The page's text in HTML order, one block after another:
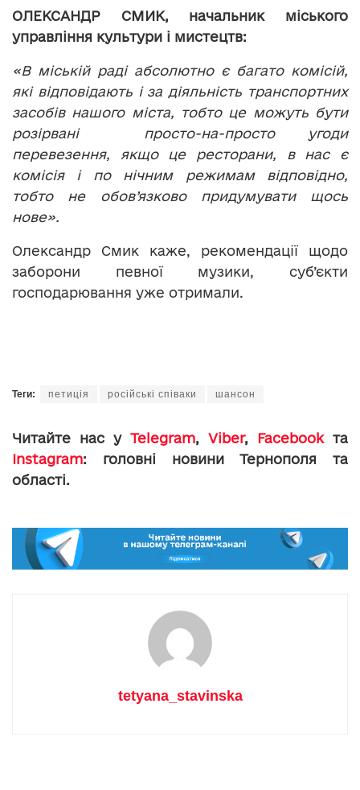
ОЛЕКСАНДР СМИК, начальник міського
управління культури і мистецтв:
«В міській раді абсолютно є багато комісій,
які відповідають і за діяльність транспортних
засобів нашого міста, тобто це можуть бути
розірвані просто-на-просто угоди
перевезення, якщо це ресторани, в нас є
комісія і по нічним режимам відповідно,
тобто не обов’язково придумувати щось
нове».
Олександр Смик каже, рекомендації щодо
заборони певної музики, суб’єкти
господарювання уже отримали.
Теги: петиція російські співаки шансон
Читайте нас у Telegram, Viber, Facebookта
Instagram: головні новини Тернополя та
області.
tetyana_stavinska